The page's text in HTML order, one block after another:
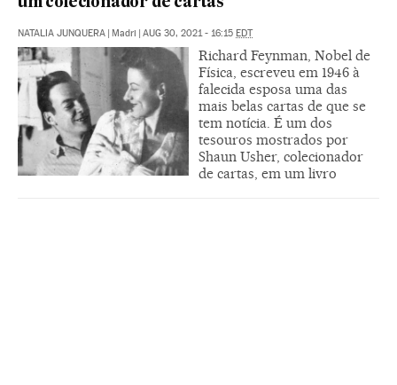
um colecionador de cartas
NATALIA JUNQUERA Madri AUG 30, 2021 - 16:15 EDT
Richard Feynman, Nobel de
Física, escreveu em 1946 à
falecida esposa uma das
mais belas cartas de que se
tem notícia. É um dos
tesouros mostrados por
Shaun Usher, colecionador
de cartas, em um livro